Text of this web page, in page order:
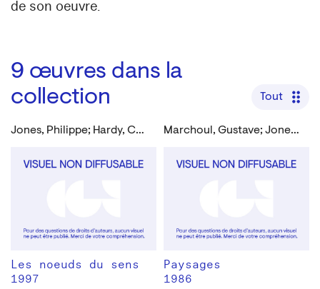
de son oeuvre.
9 œuvres dans la
collection
Tout
Jones, Philippe; Hardy, Chantal
Les noeuds du sens
1997
Marchoul, Gustave; Jones, Philippe
Paysages
1986